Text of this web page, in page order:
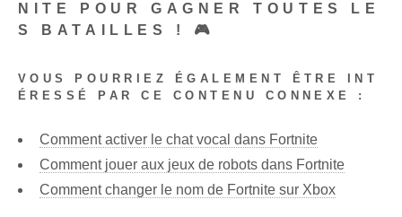
NITE
POUR GAGNER TOUTES LE
S BATAILLES ! 🎮
VOUS POURRIEZ ÉGALEMENT ÊTRE INT
ÉRESSÉ PAR CE CONTENU CONNEXE :
Comment activer le chat vocal dans Fortnite
Comment jouer aux jeux de robots dans Fortnite
Comment changer le nom de Fortnite sur Xbox